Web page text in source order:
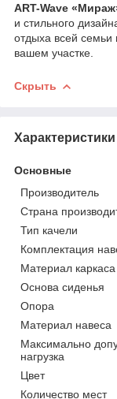
ART-Wave
и стильного
отдыха всей семьи
вашем участке.
Скрыть
Характеристики
Основные
Производитель
Страна
Тип качели
Комплектация
Материал каркаса
Основа сиденья
Опора
Материал навеса
Максимально
нагрузка
Цвет
Количество мест